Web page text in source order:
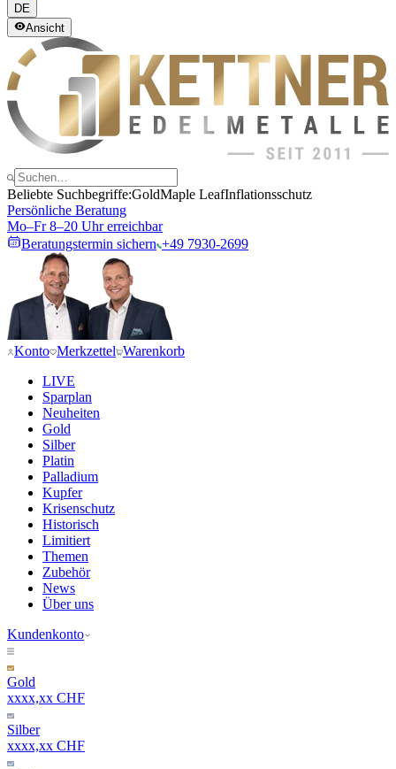
DE
Ansicht
Beliebte Suchbegriffe:GoldMaple LeafInflationsschutz
Persönliche Beratung
Mo–Fr 8–20 Uhr erreichbar
Beratungstermin sichern +49 7930-2699
Konto Merkzettel Warenkorb
LIVE
Sparplan
Neuheiten
Gold
Silber
Platin
Palladium
Kupfer
Krisenschutz
Historisch
Limitiert
Themen
Zubehör
News
Über uns
Kundenkonto
Gold
xxxx,xx CHF
Silber
xxxx,xx CHF